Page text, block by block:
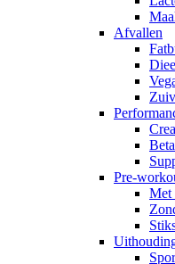
Afvallen
Pre-
Met